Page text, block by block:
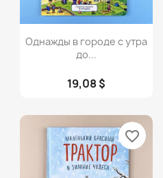
Просмотр
Однажды в городе с утра
до...
19,08 $
favorite_border